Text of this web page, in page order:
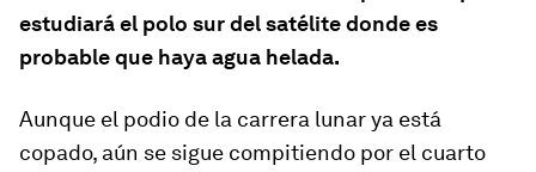
estudiará el polo sur del satélite donde es
probable que haya agua helada.
Aunque el podio de la carrera lunar ya está
copado, aún se sigue compitiendo por el cuarto